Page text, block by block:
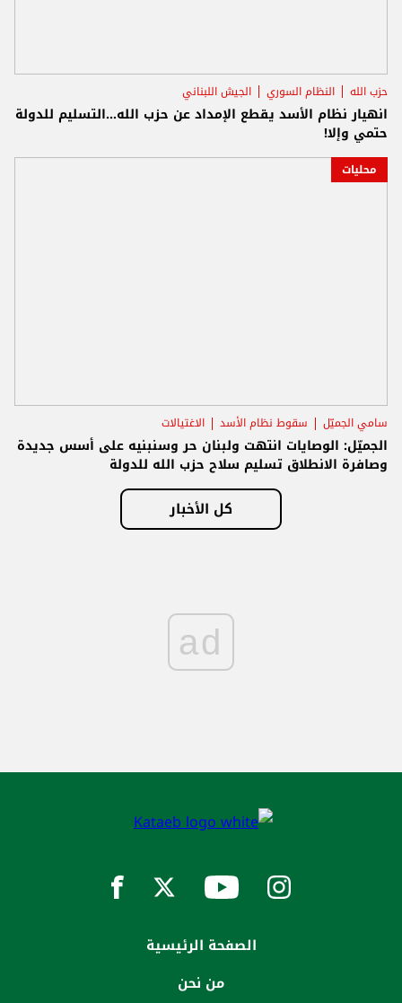
حزب الله النظام السوري الجيش اللبناني
انهيار نظام الأسد يقطع الإمداد عن حزب الله...التسليم للدولة
حتمي وإلا!
محليات
سامي الجميّل سقوط نظام الأسد الاغتيالات
الجميّل: الوصايات انتهت ولبنان حر وسنبنيه على أسس جديدة
وصافرة الانطلاق تسليم سلاح حزب الله للدولة
كل الأخبار
ad
الصفحة الرئيسية
من نحن